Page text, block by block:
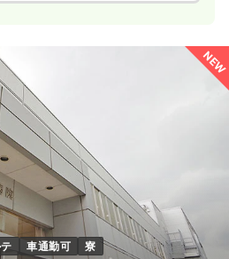
NEW
車通勤可 寮